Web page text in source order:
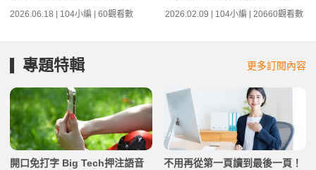
2026.06.18 | 104小編 | 60觀看數 2026.02.09 | 104小編 | 20660觀看數
專題特輯 更多訂閱內容
開口免打字 Big Tech押注語音
不用再從第一頁讀到最後一頁！